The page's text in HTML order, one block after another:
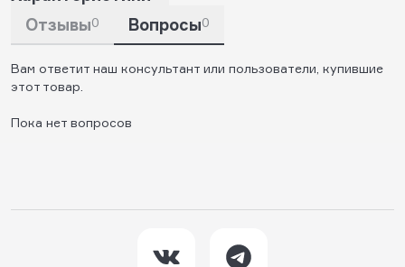
Отзывы0 Вопросы0
Вам ответит наш консультант или пользователи, купившие
этот товар.
Пока нет вопросов